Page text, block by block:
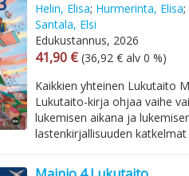
Helin, Elisa; Hurmerinta, Elisa;
Santala, Elsi
Edukustannus, 2026
Arvonlisäverollinen hinta
41,90 € Arvonlisäveroton hinta
(36,92 € alv 0 %)
Kaikkien yhteinen Lukutaito
Lukutaito-kirja ohjaa vaihe
lukemisen aikana ja
lastenkirjallisuuden